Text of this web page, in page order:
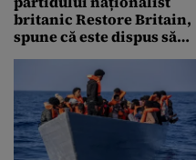
britanic Restore Britain,
spune că este dispus să